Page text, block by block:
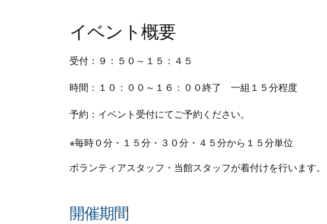
イベント概要
受付：９：５０～１５：４５
時間：１０：００～１６：００終了 一組１５分程度
予約：イベント受付にてご予約ください。
※毎時０分・１５分・３０分・４５分から１５分単位
ボランティアスタッフ・当館スタッフが着付けを行います。
開催期間